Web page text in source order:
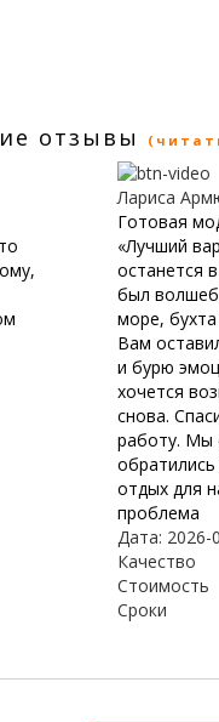
отзывы
Лариса
Готовая
«Лучший
останется
был
море,
Вам
и бурю
хочется
снова.
работу. Мы
отдых для
проблема
Дата: 2026-
Качество
Стоимость
Сроки